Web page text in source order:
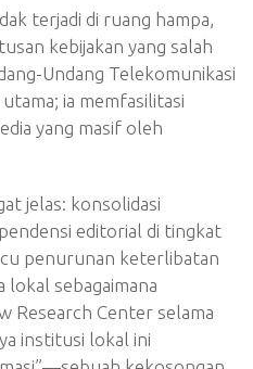
terjadi di ruang hampa,
kebijakan yang salah
Undang Telekomunikasi
ia memfasilitasi
yang masif oleh
jelas: konsolidasi
editorial di tingkat
penurunan keterlibatan
lokal sebagaimana
Research Center selama
institusi lokal ini